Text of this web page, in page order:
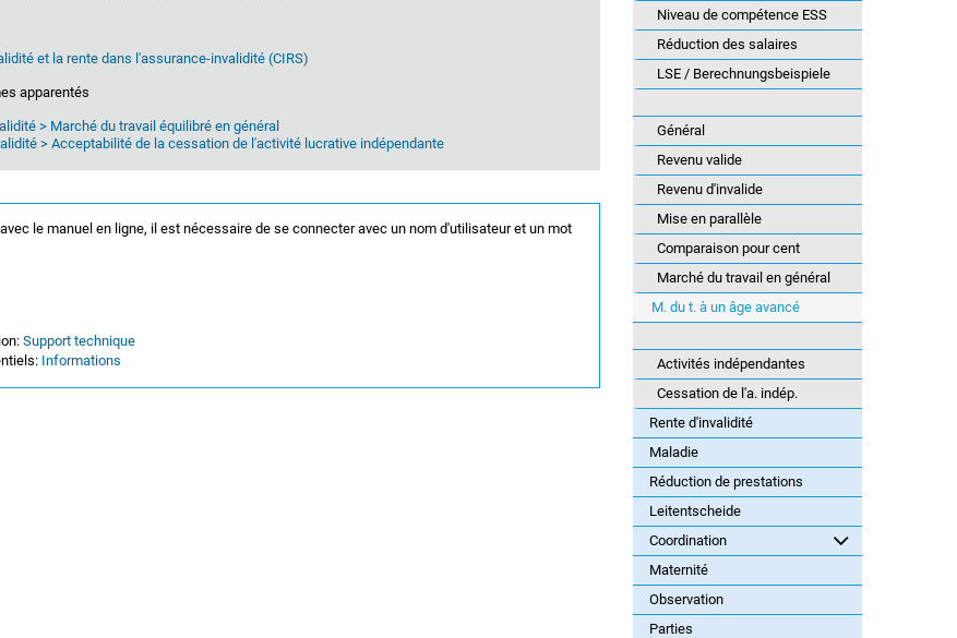
et la rente dans l'assurance-invalidité (CIRS)
apparentés
> Marché du travail équilibré en général
> Acceptabilité de la cessation de l'activité lucrative indépendante
le manuel en ligne, il est nécessaire de se connecter avec un nom d'utilisateur et un mot
Support technique
Informations
Niveau de compétence ESS
Réduction des salaires
LSE / Berechnungsbeispiele
Général
Revenu valide
Revenu d'invalide
Mise en parallèle
Comparaison pour cent
Marché du travail en général
M. du t. à un âge avancé
Activités indépendantes
Cessation de l'a. indép.
Rente d'invalidité
Maladie
Réduction de prestations
Leitentscheide
Coordination
Maternité
Observation
Parties